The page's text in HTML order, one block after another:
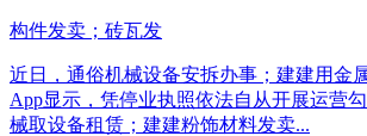
构件发卖；砖瓦发
近日，通俗机械设备安拆办事；建建用金
App显示，凭停业执照依法自从开展运营
械取设备租赁；建建粉饰材料发卖...